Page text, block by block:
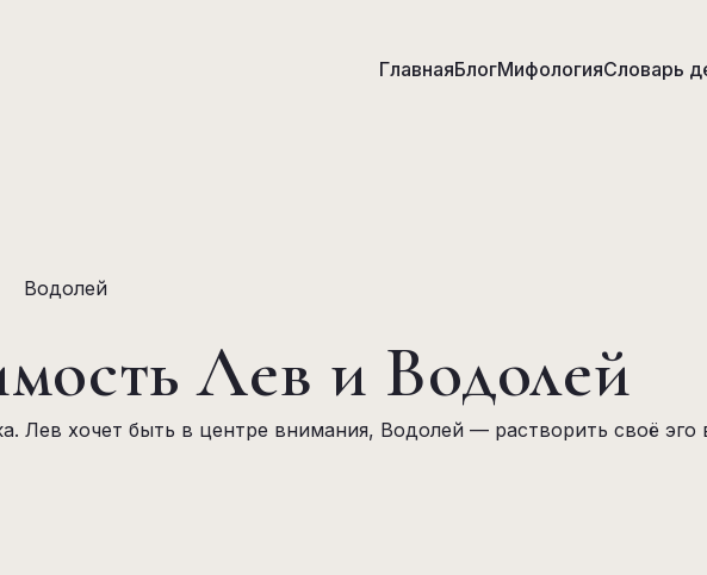
ГлавнаяБлогМифологияСловарь
Водолей
Лев и Водолей
Лев хочет быть в центре внимания, Водолей — растворить своё эго